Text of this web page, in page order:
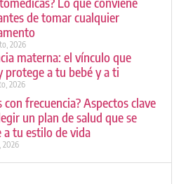
de tomar cualquier
2026
materna: el vínculo que
protege a tu bebé y a ti
2026
con frecuencia? Aspectos clave
un plan de salud que se
a tu estilo de vida
2026